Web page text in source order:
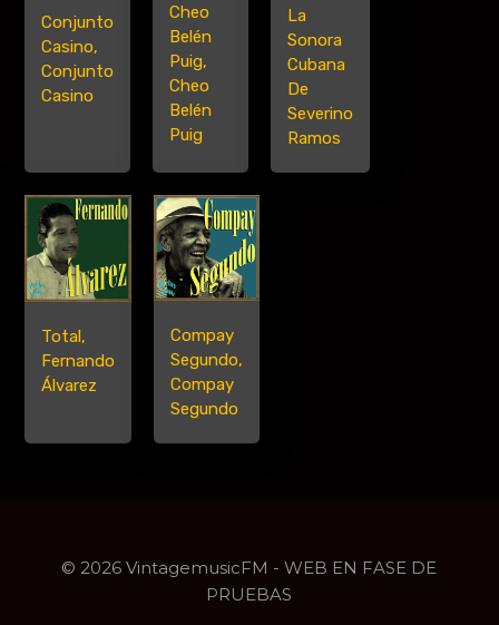
Conjunto
Casino,
Conjunto
Casino
Cheo
Belén
Puig,
Cheo
Belén
Puig
La
Sonora
Cubana
De
Severino
Ramos
Total,
Fernando
Álvarez
Compay
Segundo,
Compay
Segundo
© 2026 VintagemusicFM - WEB EN FASE DE
PRUEBAS